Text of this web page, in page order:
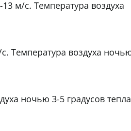
м/с. Температура воздуха
Температура воздуха
ночью 3-5 градусов